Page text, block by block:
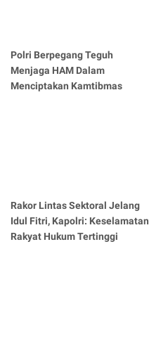
Polri Berpegang Teguh
Menjaga HAM Dalam
Menciptakan Kamtibmas
Rakor Lintas Sektoral Jelang
Idul Fitri, Kapolri: Keselamatan
Rakyat Hukum Tertinggi